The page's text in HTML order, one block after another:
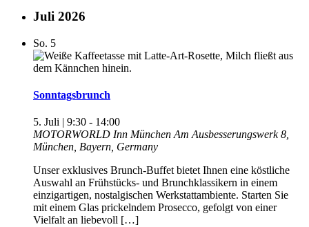
Juli 2026
So. 5
Sonntagsbrunch
5. Juli | 9:30 - 14:00
MOTORWORLD Inn München Am Ausbesserungswerk 8,
München, Bayern, Germany
Unser exklusives Brunch-Buffet bietet Ihnen eine köstliche
Auswahl an Frühstücks- und Brunchklassikern in einem
einzigartigen, nostalgischen Werkstattambiente. Starten Sie
mit einem Glas prickelndem Prosecco, gefolgt von einer
Vielfalt an liebevoll […]